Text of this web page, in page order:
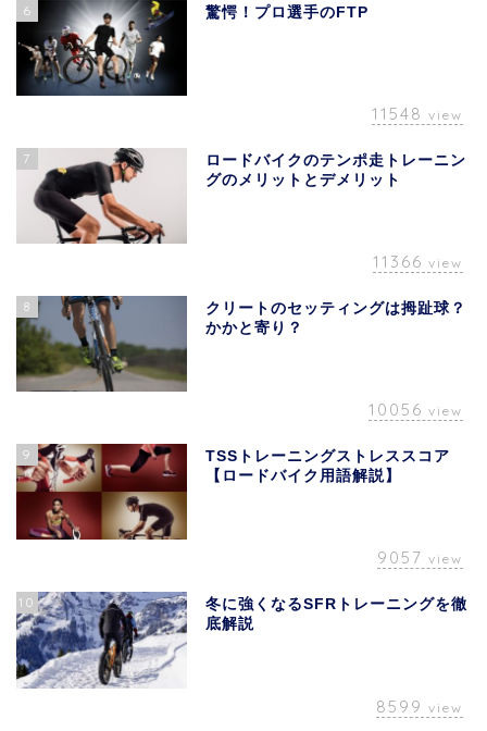
6 驚愕！プロ選手のFTP
11548 view
7
ロードバイクのテンポ走トレーニン
グのメリットとデメリット
11366 view
8
クリートのセッティングは拇趾球？
かかと寄り？
10056 view
9
TSSトレーニングストレススコア
【ロードバイク用語解説】
9057 view
10
冬に強くなるSFRトレーニングを徹
底解説
8599 view